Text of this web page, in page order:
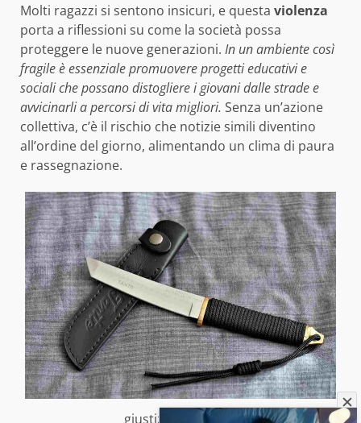
Molti ragazzi si sentono insicuri, e questa violenza
porta a riflessioni su come la società possa
proteggere le nuove generazioni. In un ambiente così
fragile è essenziale promuovere progetti educativi e
sociali che possano distogliere i giovani dalle strade e
avvicinarli a percorsi di vita migliori. Senza un’azione
collettiva, c’è il rischio che notizie simili diventino
all’ordine del giorno, alimentando un clima di paura
e rassegnazione.
giustiziagiusta.info